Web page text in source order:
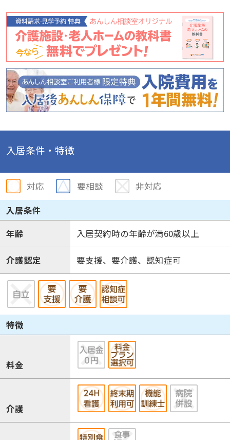
入居条件・特徴
対応 要相談
非対応
入居条件
年齢
入居契約時の年齢が満60歳以上
介護認定 要支援、要介護、認知症可
特徴
料金
介護